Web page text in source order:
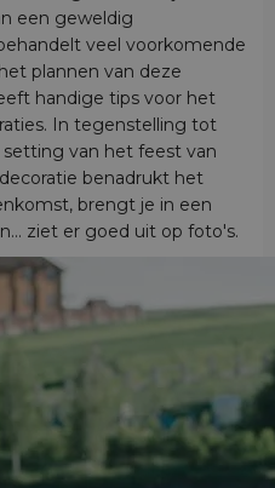
een geweldig
veel voorkomende
plannen van deze
handige tips voor het
In tegenstelling tot
van het feest van
benadrukt het
brengt je in een
ziet er goed uit op foto's.